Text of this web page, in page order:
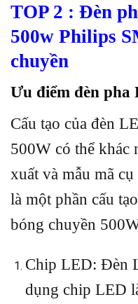
TOP 2 : Đèn
500w Philips
chuyền
Ưu điểm đèn pha
Cấu tạo của đèn
500W có thể khác
xuất và mẫu mã
là một phần cấu
bóng chuyền
Chip LED: Đèn
dụng chip LED